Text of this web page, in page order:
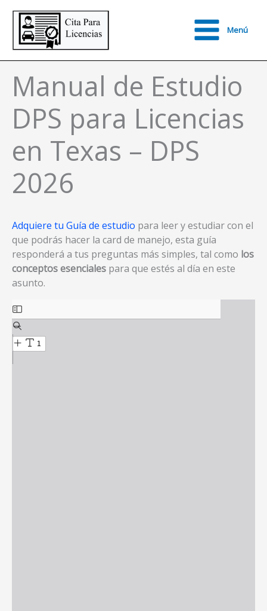
contenido
Main
Menú
Manual de Estudio
DPS para Licencias
en Texas – DPS
2026
Adquiere tu Guía de estudio para leer y estudiar con el
que podrás hacer la card de manejo, esta guía
responderá a tus preguntas más simples, tal como los
conceptos esenciales para que estés al día en este
asunto.